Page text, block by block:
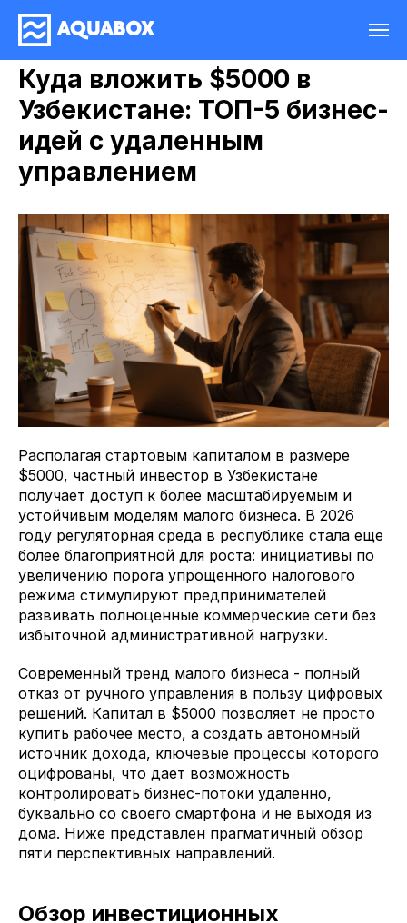
Куда вложить $5000 в
Узбекистане: ТОП-5 бизнес-
идей с удаленным
управлением
Располагая стартовым капиталом в размере
$5000, частный инвестор в Узбекистане
получает доступ к более масштабируемым и
устойчивым моделям малого бизнеса. В 2026
году регуляторная среда в республике стала еще
более благоприятной для роста: инициативы по
увеличению порога упрощенного налогового
режима стимулируют предпринимателей
развивать полноценные коммерческие сети без
избыточной административной нагрузки.
Современный тренд малого бизнеса - полный
отказ от ручного управления в пользу цифровых
решений. Капитал в $5000 позволяет не просто
купить рабочее место, а создать автономный
источник дохода, ключевые процессы которого
оцифрованы, что дает возможность
контролировать бизнес-потоки удаленно,
буквально со своего смартфона и не выходя из
дома. Ниже представлен прагматичный обзор
пяти перспективных направлений.
Обзор инвестиционных